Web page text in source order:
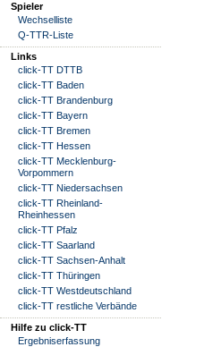
Spieler
Wechselliste
Q-TTR-Liste
Links
click-TT DTTB
click-TT Baden
click-TT Brandenburg
click-TT Bayern
click-TT Bremen
click-TT Hessen
click-TT Mecklenburg-
Vorpommern
click-TT Niedersachsen
click-TT Rheinland-
Rheinhessen
click-TT Pfalz
click-TT Saarland
click-TT Sachsen-Anhalt
click-TT Thüringen
click-TT Westdeutschland
click-TT restliche Verbände
Hilfe zu click-TT
Ergebniserfassung